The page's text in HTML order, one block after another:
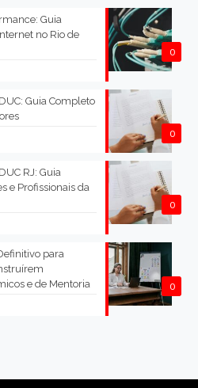
0
Guia
no Rio de
0
Guia Completo
0
RJ: Guia
e Profissionais da
0
para
e de Mentoria